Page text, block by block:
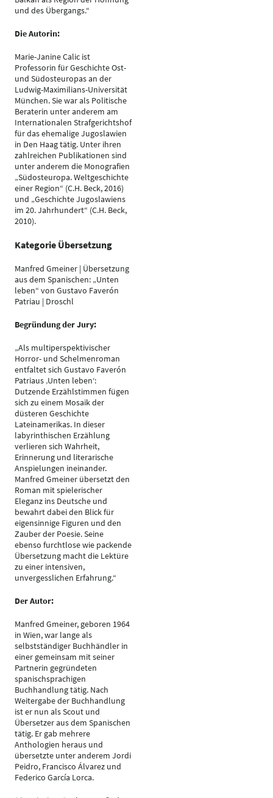
und des Übergangs.“
Die Autorin:
Marie-Janine Calic ist
Professorin für Geschichte Ost-
und Südosteuropas an der
Ludwig-Maximilians-Universität
München. Sie war als Politische
Beraterin unter anderem am
Internationalen Strafgerichtshof
für das ehemalige Jugoslawien
in Den Haag tätig. Unter ihren
zahlreichen Publikationen sind
unter anderem die Monografien
„Südosteuropa. Weltgeschichte
einer Region“ (C.H. Beck, 2016)
und „Geschichte Jugoslawiens
im 20. Jahrhundert“ (C.H. Beck,
2010).
Kategorie Übersetzung
Manfred Gmeiner | Übersetzung
aus dem Spanischen: „Unten
leben“ von Gustavo Faverón
Patriau | Droschl
Begründung der Jury:
„Als multiperspektivischer
Horror- und Schelmenroman
entfaltet sich Gustavo Faverón
Patriaus ‚Unten leben‘:
Dutzende Erzählstimmen fügen
sich zu einem Mosaik der
düsteren Geschichte
Lateinamerikas. In dieser
labyrinthischen Erzählung
verlieren sich Wahrheit,
Erinnerung und literarische
Anspielungen ineinander.
Manfred Gmeiner übersetzt den
Roman mit spielerischer
Eleganz ins Deutsche und
bewahrt dabei den Blick für
eigensinnige Figuren und den
Zauber der Poesie. Seine
ebenso furchtlose wie packende
Übersetzung macht die Lektüre
zu einer intensiven,
unvergesslichen Erfahrung.“
Der Autor:
Manfred Gmeiner, geboren 1964
in Wien, war lange als
selbstständiger Buchhändler in
einer gemeinsam mit seiner
Partnerin gegründeten
spanischsprachigen
Buchhandlung tätig. Nach
Weitergabe der Buchhandlung
ist er nun als Scout und
Übersetzer aus dem Spanischen
tätig. Er gab mehrere
Anthologien heraus und
übersetzte unter anderem Jordi
Peidro, Francisco Álvarez und
Federico García Lorca.